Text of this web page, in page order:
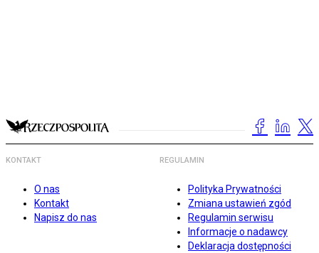
KONTAKT
O nas
Kontakt
Napisz do nas
REGULAMIN
Polityka Prywatności
Zmiana ustawień zgód
Regulamin serwisu
Informacje o nadawcy
Deklaracja dostępności